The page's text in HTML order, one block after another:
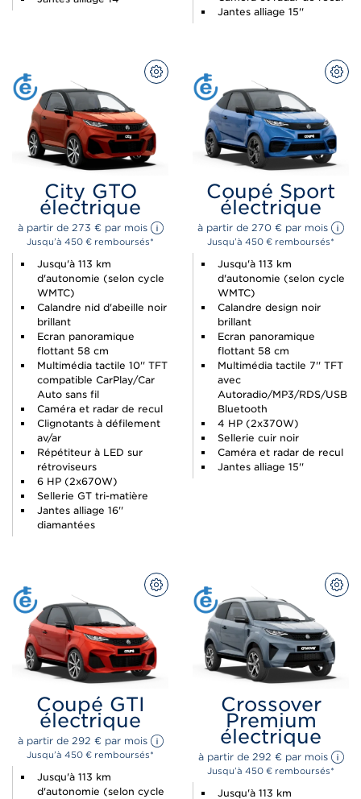
Jantes alliage 15''
City GTO
électrique
à partir de 273 € par mois
Jusqu’à 450 € remboursés*
CONFIGUREZ
Jusqu'à 113 km
d'autonomie (selon cycle
WMTC)
Calandre nid d'abeille noir
brillant
Ecran panoramique
flottant 58 cm
Multimédia tactile 10'' TFT
compatible CarPlay/Car
Auto sans fil
Caméra et radar de recul
Clignotants à défilement
av/ar
Répétiteur à LED sur
rétroviseurs
6 HP (2x670W)
Sellerie GT tri-matière
Jantes alliage 16''
diamantées
Coupé Sport
électrique
à partir de 270 € par mois
Jusqu’à 450 € remboursés*
Jusqu'à 113 km
d'autonomie (selon cycle
WMTC)
Calandre design noir
brillant
Ecran panoramique
flottant 58 cm
Multimédia tactile 7'' TFT
avec
Autoradio/MP3/RDS/USB
Bluetooth
4 HP (2x370W)
Sellerie cuir noir
Caméra et radar de recul
Jantes alliage 15''
Coupé GTI
électrique
à partir de 292 € par mois
Jusqu’à 450 € remboursés*
CONFIGUREZ
Jusqu'à 113 km
d'autonomie (selon cycle
Crossover
Premium
électrique
à partir de 292 € par mois
Jusqu’à 450 € remboursés*
Jusqu'à 113 km